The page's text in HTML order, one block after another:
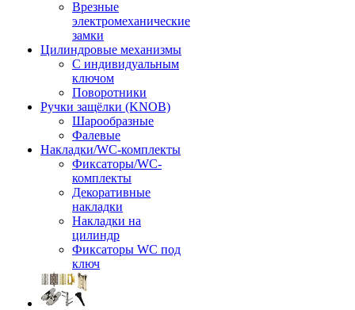
Врезные
электромеханические
замки
Цилиндровые механизмы
С индивидуальным
ключом
Поворотники
Ручки защёлки (KNOB)
Шарообразные
Фалевые
Накладки/WC-комплекты
Фиксаторы/WC-
комплекты
Декоративные
накладки
Накладки на
цилиндр
Фиксаторы WC под
ключ